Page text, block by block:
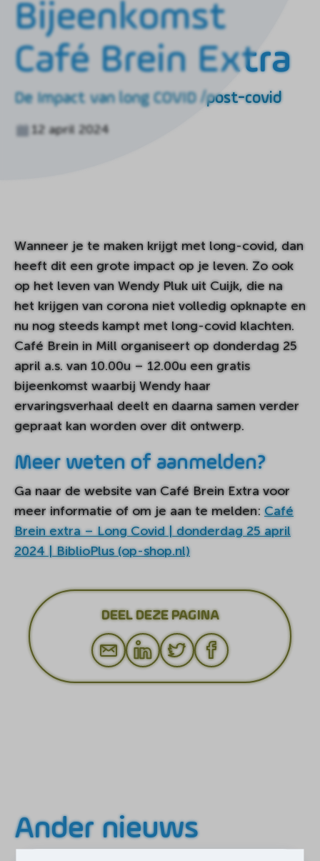
de
homepagina
Bijeenkomst
Café Brein Extra
De Impact van long COVID /post-covid
12 april 2024
Wanneer je te maken krijgt met long-covid, dan
heeft dit een grote impact op je leven. Zo ook
op het leven van Wendy Pluk uit Cuijk, die na
het krijgen van corona niet volledig opknapte en
nu nog steeds kampt met long-covid klachten.
Café Brein in Mill organiseert op donderdag 25
april a.s. van 10.00u – 12.00u een gratis
bijeenkomst waarbij Wendy haar
ervaringsverhaal deelt en daarna samen verder
gepraat kan worden over dit ontwerp.
Meer weten of aanmelden?
Ga naar de website van Café Brein Extra voor
meer informatie of om je aan te melden:Café
Brein extra – Long Covid | donderdag 25 april
2024 | BiblioPlus (op-shop.nl)
DEEL DEZE PAGINA
Ander nieuws